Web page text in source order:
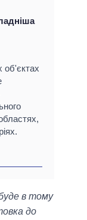
об'єктах
в тому
до